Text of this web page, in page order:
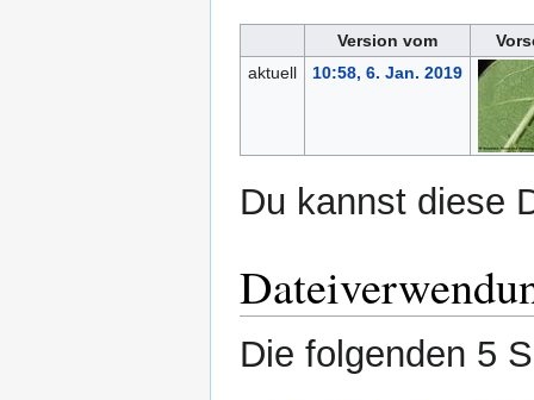
Version vom
aktuell
10:58, 6. Jan. 2019
Du kannst diese
Die folgenden 5